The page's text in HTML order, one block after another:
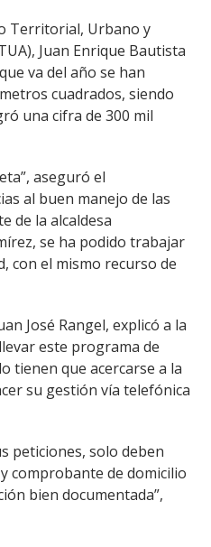
Territorial, Urbano y
Juan Enrique Bautista
va del año se han
cuadrados, siendo
una cifra de 300 mil
aseguró el
al buen manejo de las
de la alcaldesa
se ha podido trabajar
con el mismo recurso de
José Rangel, explicó a la
este programa de
tienen que acercarse a la
su gestión vía telefónica
peticiones, solo deben
comprobante de domicilio
bien documentada”,